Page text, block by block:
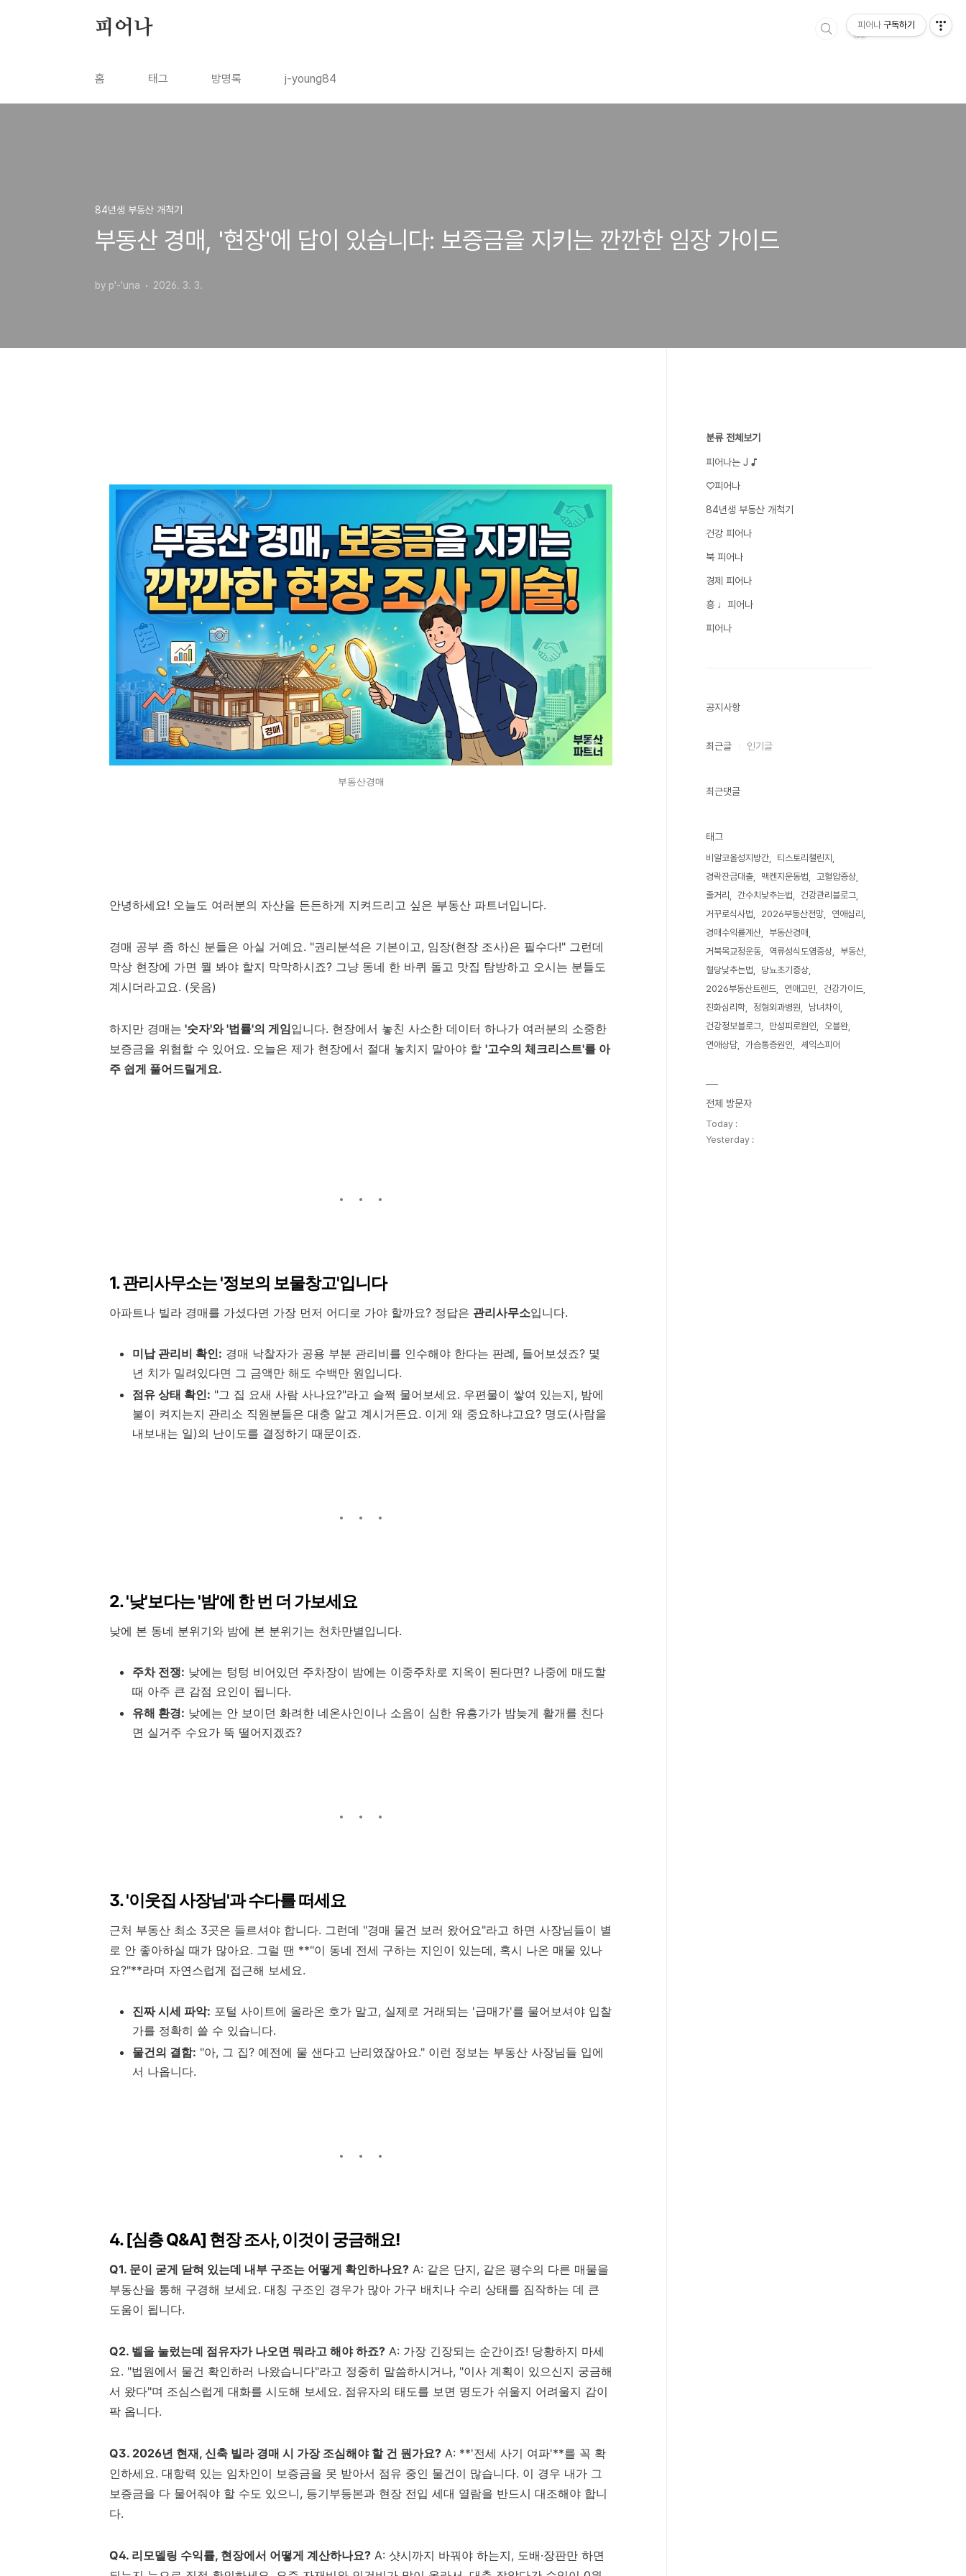
피어나
홈 태그 방명록 j-young84
84년생 부동산 개척기
부동산 경매, '현장'에 답이 있습니다: 보증금을 지키는 깐깐한 임장 가이드
by p'-'una 2026. 3. 3.
부동산경매
안녕하세요! 오늘도 여러분의 자산을 든든하게 지켜드리고 싶은 부동산 파트너입니다.
경매 공부 좀 하신 분들은 아실 거예요. "권리분석은 기본이고, 임장(현장 조사)은 필수다!" 그런데
막상 현장에 가면 뭘 봐야 할지 막막하시죠? 그냥 동네 한 바퀴 돌고 맛집 탐방하고 오시는 분들도
계시더라고요. (웃음)
하지만 경매는 '숫자'와 '법률'의 게임입니다. 현장에서 놓친 사소한 데이터 하나가 여러분의 소중한
보증금을 위협할 수 있어요. 오늘은 제가 현장에서 절대 놓치지 말아야 할 '고수의 체크리스트'를 아
주 쉽게 풀어드릴게요.
1. 관리사무소는 '정보의 보물창고'입니다
아파트나 빌라 경매를 가셨다면 가장 먼저 어디로 가야 할까요? 정답은 관리사무소입니다.
미납 관리비 확인: 경매 낙찰자가 공용 부분 관리비를 인수해야 한다는 판례, 들어보셨죠? 몇
년 치가 밀려있다면 그 금액만 해도 수백만 원입니다.
점유 상태 확인: "그 집 요새 사람 사나요?"라고 슬쩍 물어보세요. 우편물이 쌓여 있는지, 밤에
불이 켜지는지 관리소 직원분들은 대충 알고 계시거든요. 이게 왜 중요하냐고요? 명도(사람을
내보내는 일)의 난이도를 결정하기 때문이죠.
2. '낮'보다는 '밤'에 한 번 더 가보세요
낮에 본 동네 분위기와 밤에 본 분위기는 천차만별입니다.
주차 전쟁: 낮에는 텅텅 비어있던 주차장이 밤에는 이중주차로 지옥이 된다면? 나중에 매도할
때 아주 큰 감점 요인이 됩니다.
유해 환경: 낮에는 안 보이던 화려한 네온사인이나 소음이 심한 유흥가가 밤늦게 활개를 친다
면 실거주 수요가 뚝 떨어지겠죠?
3. '이웃집 사장님'과 수다를 떠세요
근처 부동산 최소 3곳은 들르셔야 합니다. 그런데 "경매 물건 보러 왔어요"라고 하면 사장님들이 별
로 안 좋아하실 때가 많아요. 그럴 땐 **"이 동네 전세 구하는 지인이 있는데, 혹시 나온 매물 있나
요?"**라며 자연스럽게 접근해 보세요.
진짜 시세 파악: 포털 사이트에 올라온 호가 말고, 실제로 거래되는 '급매가'를 물어보셔야 입찰
가를 정확히 쓸 수 있습니다.
물건의 결함: "아, 그 집? 예전에 물 샌다고 난리였잖아요." 이런 정보는 부동산 사장님들 입에
서 나옵니다.
4. [심층 Q&A] 현장 조사, 이것이 궁금해요!
Q1. 문이 굳게 닫혀 있는데 내부 구조는 어떻게 확인하나요? A: 같은 단지, 같은 평수의 다른 매물을
부동산을 통해 구경해 보세요. 대칭 구조인 경우가 많아 가구 배치나 수리 상태를 짐작하는 데 큰
도움이 됩니다.
Q2. 벨을 눌렀는데 점유자가 나오면 뭐라고 해야 하죠? A: 가장 긴장되는 순간이죠! 당황하지 마세
요. "법원에서 물건 확인하러 나왔습니다"라고 정중히 말씀하시거나, "이사 계획이 있으신지 궁금해
서 왔다"며 조심스럽게 대화를 시도해 보세요. 점유자의 태도를 보면 명도가 쉬울지 어려울지 감이
팍 옵니다.
Q3. 2026년 현재, 신축 빌라 경매 시 가장 조심해야 할 건 뭔가요? A: **'전세 사기 여파'**를 꼭 확
인하세요. 대항력 있는 임차인이 보증금을 못 받아서 점유 중인 물건이 많습니다. 이 경우 내가 그
보증금을 다 물어줘야 할 수도 있으니, 등기부등본과 현장 전입 세대 열람을 반드시 대조해야 합니
다.
Q4. 리모델링 수익률, 현장에서 어떻게 계산하나요? A: 샷시까지 바꿔야 하는지, 도배·장판만 하면
분류 전체보기
피어나는 J ♪
♡피어나
84년생 부동산 개척기
건강 피어나
북 피어나
경제 피어나
흥 ♩피어나
피어나
공지사항
최근글 인기글
최근댓글
태그
비알코올성지방간
티스토리챌린지
경락잔금대출
맥켄지운동법
고혈압증상
줄거리
간수치낮추는법
건강관리블로그
거꾸로식사법
2026부동산전망
연애심리
경매수익률계산
부동산경매
거북목교정운동
역류성식도염증상
부동산
혈당낮추는법
당뇨초기증상
2026부동산트렌드
연애고민
건강가이드
진화심리학
정형외과병원
남녀차이
건강정보블로그
만성피로원인
오블완
연애상담
가슴통증원인 셰익스피어
전체 방문자
Today :
Yesterday :
피어나 구독하기